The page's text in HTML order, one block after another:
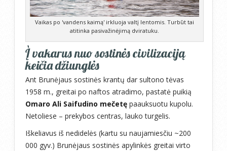
Vaikas po 'vandens kaimą' irkluoja valtį lentomis. Turbūt tai
atitinka pasivažinėjimą dviratuku.
Į vakarus nuo sostinės civilizaciją
keičia džiunglės
Ant Brunėjaus sostinės krantų dar sultono tėvas
1958 m., greitai po naftos atradimo, pastatė puikią
Omaro Ali Saifudino mečetę paauksuotu kupolu.
Netoliese – prekybos centras, lauko turgelis.
Iškeliavus iš nedidelės (kartu su naujamiesčiu ~200
000 gyv.) Brunėjaus sostinės apylinkės greitai virto